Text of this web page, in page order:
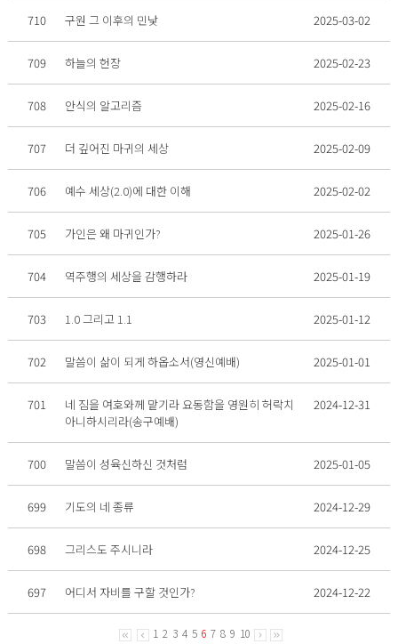
710 구원 그 이후의 민낯 2025-03-02
709 하늘의 헌장 2025-02-23
708 안식의 알고리즘 2025-02-16
707 더 깊어진 마귀의 세상 2025-02-09
706 예수 세상(2.0)에 대한 이해 2025-02-02
705 가인은 왜 마귀인가? 2025-01-26
704 역주행의 세상을 감행하라 2025-01-19
703 1.0 그리고 1.1 2025-01-12
702 말씀이 삶이 되게 하옵소서(영신예배) 2025-01-01
701
네 짐을 여호와께 맡기라 요동함을 영원히 허락치
아니하시리라(송구예배)
2024-12-31
700 말씀이 성육신하신 것처럼 2025-01-05
699 기도의 네 종류 2024-12-29
698 그리스도 주시니라 2024-12-25
697 어디서 자비를 구할 것인가? 2024-12-22
1 2 3 4 5 6 7 8 9 10